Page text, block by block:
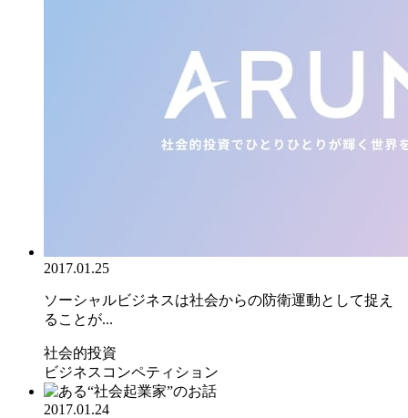
2017.01.25
ソーシャルビジネスは社会からの防衛運動として捉え
ることが...
社会的投資
ビジネスコンペティション
2017.01.24